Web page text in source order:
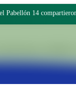
cárcel a hacer amigos